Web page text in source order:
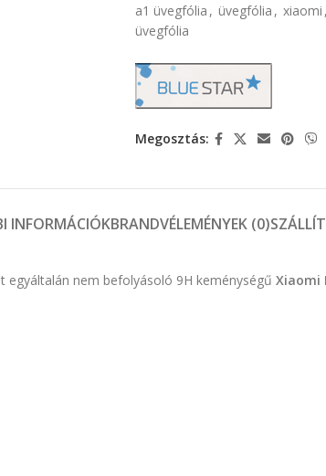
a1 üvegfólia , üvegfólia , xiaomi ,
üvegfólia
Megosztás:
INFORMÁCIÓKBRANDVÉLEMÉNYEK (0)
egyáltalán nem befolyásoló 9H keménységű Xiaomi